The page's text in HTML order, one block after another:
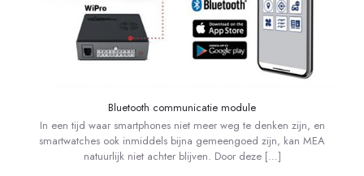
Bluetooth communicatie module
In een tijd waar smartphones niet meer weg te denken zijn, en
smartwatches ook inmiddels bijna gemeengoed zijn, kan MEA
natuurlijk niet achter blijven. Door deze[…]